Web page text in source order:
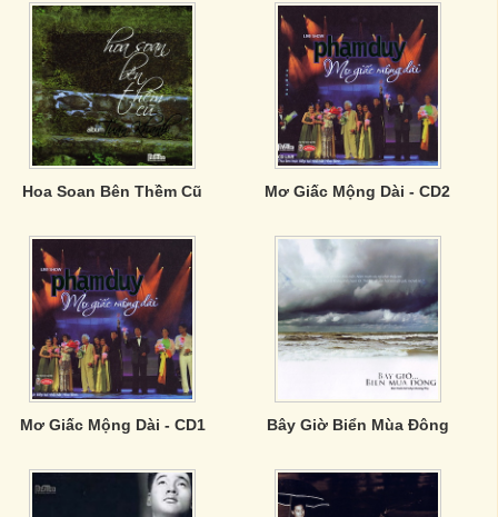
Hoa Soan Bên Thềm Cũ Mơ Giấc Mộng Dài - CD2
Mơ Giấc Mộng Dài - CD1 Bây Giờ Biển Mùa Đông